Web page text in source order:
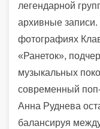
легендарной
архивные
фотографиях
«Ранеток»,
музыкальных
современный
Анна Руднева
балансируя